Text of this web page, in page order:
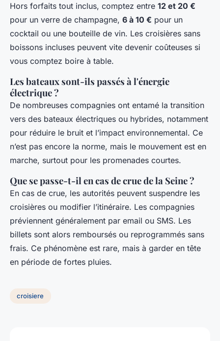
Hors forfaits tout inclus, comptez entre 12 et 20 €
pour un verre de champagne, 6 à 10 € pour un
cocktail ou une bouteille de vin. Les croisières sans
boissons incluses peuvent vite devenir coûteuses si
vous comptez boire à table.
Les bateaux sont-ils passés à l'énergie
électrique ?
De nombreuses compagnies ont entamé la transition
vers des bateaux électriques ou hybrides, notamment
pour réduire le bruit et l’impact environnemental. Ce
n’est pas encore la norme, mais le mouvement est en
marche, surtout pour les promenades courtes.
Que se passe-t-il en cas de crue de la Seine ?
En cas de crue, les autorités peuvent suspendre les
croisières ou modifier l’itinéraire. Les compagnies
préviennent généralement par email ou SMS. Les
billets sont alors remboursés ou reprogrammés sans
frais. Ce phénomène est rare, mais à garder en tête
en période de fortes pluies.
croisiere